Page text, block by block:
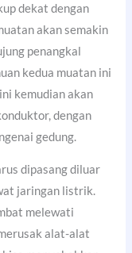
dekat dengan
akan semakin
penangkal
kedua muatan ini
kemudian akan
dengan
gedung.
dipasang diluar
jaringan listrik.
melewati
alat-alat